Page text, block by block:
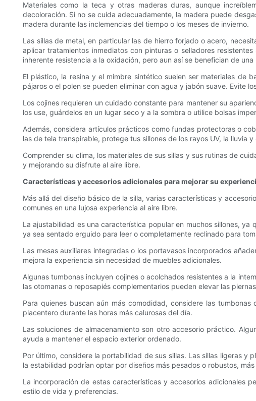
Materiales como la teca y otras maderas duras, aunque
decoloración. Si no se cuida adecuadamente, la madera puede
madera durante las inclemencias del tiempo o los meses de invierno.
Las sillas de metal, en particular las de hierro forjado o acero,
aplicar tratamientos inmediatos con pinturas o selladores
inherente resistencia a la oxidación, pero aun así se benefician de
El plástico, la resina y el mimbre sintético suelen ser materiales de
pájaros o el polen se pueden eliminar con agua y jabón suave. Evite
Los cojines requieren un cuidado constante para mantener su
los use, guárdelos en un lugar seco y a la sombra o utilice bolsas
Además, considera artículos prácticos como fundas protectoras o
las de tela transpirable, protege tus sillones de los rayos UV, la lluvia
Comprender su clima, los materiales de sus sillas y sus rutinas de
y mejorando su disfrute al aire libre.
Características y accesorios adicionales para mejorar su
Más allá del diseño básico de la silla, varias características y
comunes en una lujosa experiencia al aire libre.
La ajustabilidad es una característica popular en muchos sillones,
ya sea sentado erguido para leer o completamente reclinado para
Las mesas auxiliares integradas o los portavasos incorporados
mejora la experiencia sin necesidad de muebles adicionales.
Algunas tumbonas incluyen cojines o acolchados resistentes a la
las otomanas o reposapiés complementarios pueden elevar las
Para quienes buscan aún más comodidad, considere las
placentero durante las horas más calurosas del día.
Las soluciones de almacenamiento son otro accesorio práctico.
ayuda a mantener el espacio exterior ordenado.
Por último, considere la portabilidad de sus sillas. Las sillas ligeras
la estabilidad podrían optar por diseños más pesados ​​o robustos,
La incorporación de estas características y accesorios adicionales
estilo de vida y preferencias.